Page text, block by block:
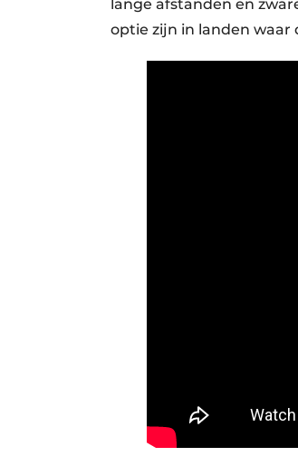
lange afstanden en
optie zijn in landen waar